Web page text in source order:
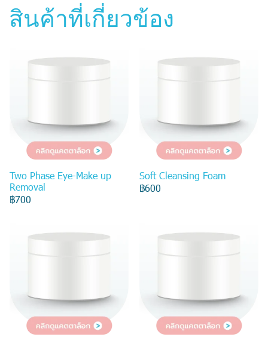
สินค้าที่เกี่ยวข้อง
Two Phase Eye-Make up
Removal
฿700
Soft Cleansing Foam
฿600